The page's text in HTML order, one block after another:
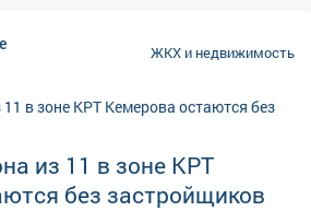
замечания. Есть
Работники обещали ускориться.
раз приеду не с ревизией, а
качественную и надежную
ЖКХ и недвижимость
из 11 в зоне КРТ
без застройщиков